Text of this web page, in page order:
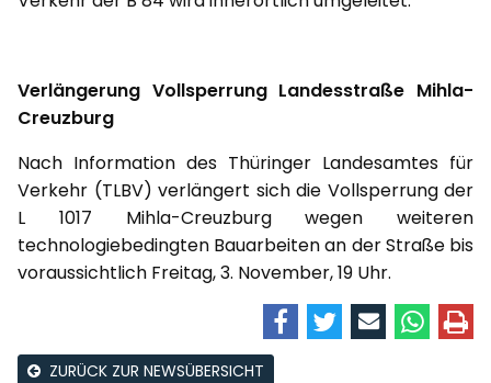
Verlängerung Vollsperrung Landesstraße Mihla-
Creuzburg
Nach Information des Thüringer Landesamtes für
Verkehr (TLBV) verlängert sich die Vollsperrung der
L 1017 Mihla-Creuzburg wegen weiteren
technologiebedingten Bauarbeiten an der Straße bis
voraussichtlich Freitag, 3. November, 19 Uhr.
ZURÜCK ZUR NEWSÜBERSICHT